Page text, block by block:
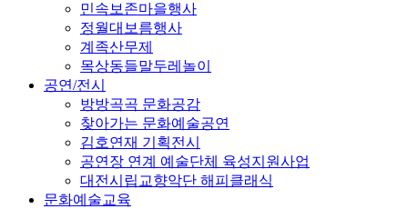
민속보존마을행사
정월대보름행사
계족산무제
목상동들말두레놀이
공연/전시
방방곡곡 문화공감
찾아가는 문화예술공연
김호연재 기획전시
공연장 연계 예술단체 육성지원사업
대전시립교향악단 해피클래식
문화예술교육